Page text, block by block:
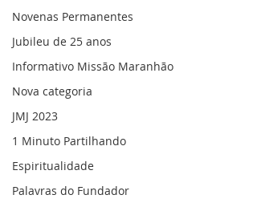
Novenas Permanentes
Jubileu de 25 anos
Informativo Missão Maranhão
Nova categoria
JMJ 2023
1 Minuto Partilhando
Espiritualidade
Palavras do Fundador